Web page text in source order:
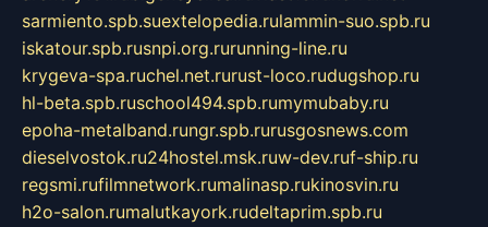
sarmiento.spb.suextelopedia.rulammin-suo.spb.ru
iskatour.spb.rusnpi.org.rurunning-line.ru
krygeva-spa.ruchel.net.rurust-loco.rudugshop.ru
hl-beta.spb.ruschool494.spb.rumymubaby.ru
epoha-metalband.rungr.spb.rurusgosnews.com
dieselvostok.ru24hostel.msk.ruw-dev.ruf-ship.ru
regsmi.rufilmnetwork.rumalinasp.rukinosvin.ru
h2o-salon.rumalutkayork.rudeltaprim.spb.ru